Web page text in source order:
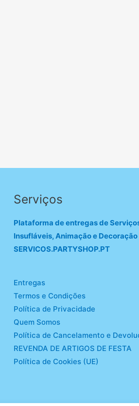
Serviços
Plataforma de entregas de
Insufláveis, Animação e Decoração
SERVICOS.PARTYSHOP.PT
Entregas
Termos e Condições
Política de Privacidade
Quem Somos
Política de Cancelamento e
REVENDA DE ARTIGOS DE FESTA
Política de Cookies (UE)